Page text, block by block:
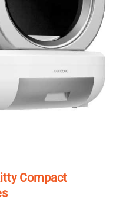
Compact